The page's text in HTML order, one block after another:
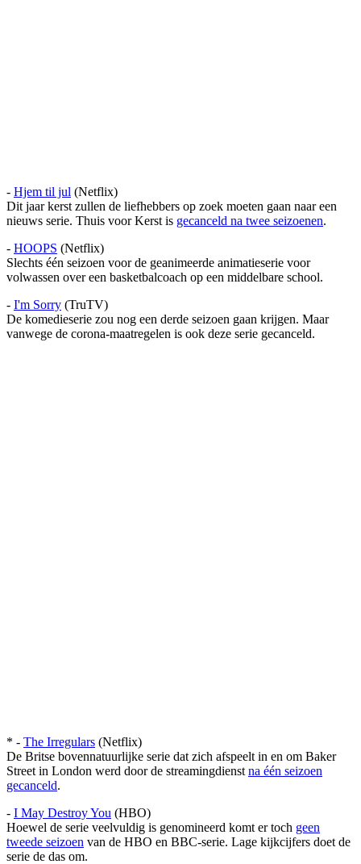
- Hjem til jul (Netflix)
Dit jaar kerst zullen de liefhebbers op zoek moeten gaan naar een
nieuws serie. Thuis voor Kerst is gecanceld na twee seizoenen.
- HOOPS (Netflix)
Slechts één seizoen voor de geanimeerde animatieserie voor
volwassen over een basketbalcoach op een middelbare school.
- I'm Sorry (TruTV)
De komedieserie zou nog een derde seizoen gaan krijgen. Maar
vanwege de corona-maatregelen is ook deze serie gecanceld.
* - The Irregulars (Netflix)
De Britse bovennatuurlijke serie dat zich afspeelt in en om Baker
Street in London werd door de streamingdienst na één seizoen
gecanceld.
- I May Destroy You (HBO)
Hoewel de serie veelvuldig is genomineerd komt er toch geen
tweede seizoen van de HBO en BBC-serie. Lage kijkcijfers doet de
serie de das om.